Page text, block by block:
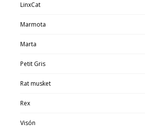
LinxCat
Marmota
Marta
Petit Gris
Rat musket
Rex
Visón